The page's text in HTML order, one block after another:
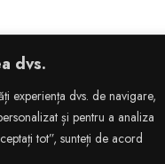
dvs.
experiența dvs. de navigare,
și pentru a analiza
tot”, sunteți de acord